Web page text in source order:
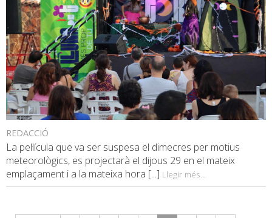
REDACCIÓ
La pel·lícula que va ser suspesa el dimecres per motius
meteorològics, es projectarà el dijous 29 en el mateix
emplaçament i a la mateixa hora [...] Llegir més...